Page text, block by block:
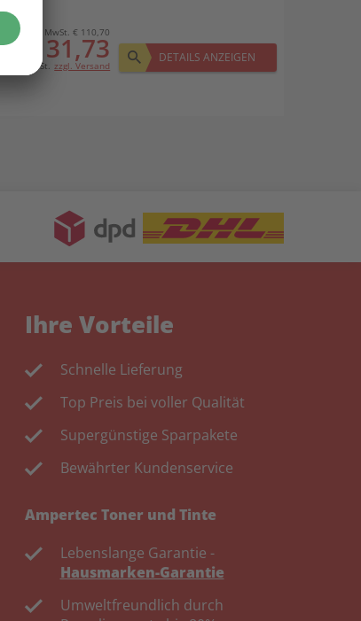
o. MwSt. € 110,70
€ 131,73
inkl. MwSt. zzgl. Versand
DETAILS ANZEIGEN
Ihre Vorteile
Schnelle Lieferung
Top Preis bei voller Qualität
Supergünstige Sparpakete
Bewährter Kundenservice
Ampertec Toner und Tinte
Lebenslange Garantie -
Hausmarken-Garantie
Umweltfreundlich durch